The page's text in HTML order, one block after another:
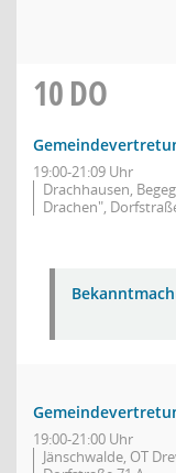
10DO
19:00-21:09 Uhr
Drachhausen,
Drachen",
19:00-21:00 Uhr
Jänschwalde, OT